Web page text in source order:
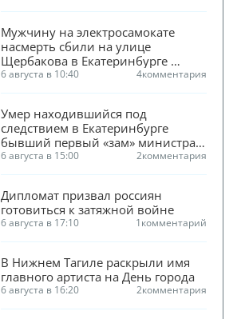
Мужчину на электросамокате
насмерть сбили на улице
Щербакова в Екатеринбурге
(ФОТО)
6 августа в 10:40 4комментария
Умер находившийся под
следствием в Екатеринбурге
бывший первый «зам» министра
ЖКХ Смирнова
6 августа в 15:00 2комментария
Дипломат призвал россиян
готовиться к затяжной войне
6 августа в 17:10 1комментарий
В Нижнем Тагиле раскрыли имя
главного артиста на День города
6 августа в 16:20 2комментария